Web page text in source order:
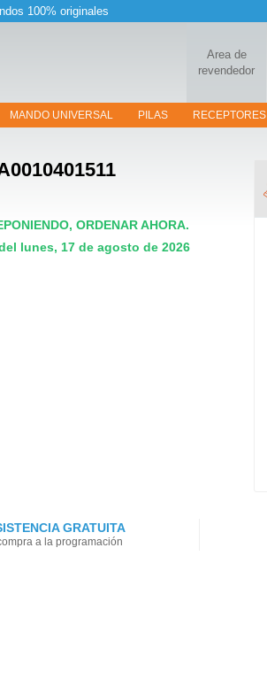
100% originales
Area de
revendedor
MANDO UNIVERSAL PILAS RECEPTORES
ORDENAR AHORA.
lunes, 17 de agosto de 2026
GRATUITA
a la programación